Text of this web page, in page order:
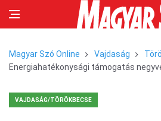
Magyar Szó Online Vajdaság
Energiahatékonysági támogatás
VAJDASÁG/TÖRÖKBECSE